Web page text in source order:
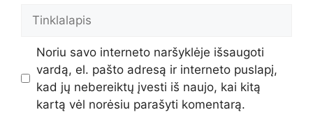
Noriu savo interneto naršyklėje išsaugoti
vardą, el. pašto adresą ir interneto puslapį,
kad jų nebereiktų įvesti iš naujo, kai kitą
kartą vėl norėsiu parašyti komentarą.